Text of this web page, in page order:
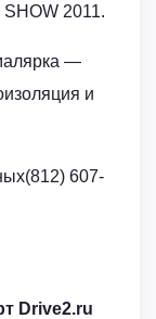
2011.
—
и
607-
Drive2.ru